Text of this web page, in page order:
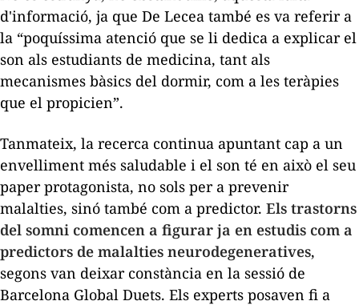
d'informació, ja que De Lecea també es va referir a
la “poquíssima atenció que se li dedica a explicar el
son als estudiants de medicina, tant als
mecanismes bàsics del dormir, com a les teràpies
que el propicien”.
Tanmateix, la recerca continua apuntant cap a un
envelliment més saludable i el son té en això el seu
paper protagonista, no sols per a prevenir
malalties, sinó també com a predictor. Els trastorns
del somni comencen a figurar ja en estudis com a
predictors de malalties neurodegeneratives,
segons van deixar constància en la sessió de
Barcelona Global Duets. Els experts posaven fi a